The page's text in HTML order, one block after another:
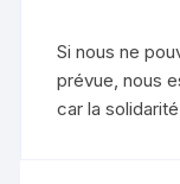
Si nous ne
prévue, nous
car la